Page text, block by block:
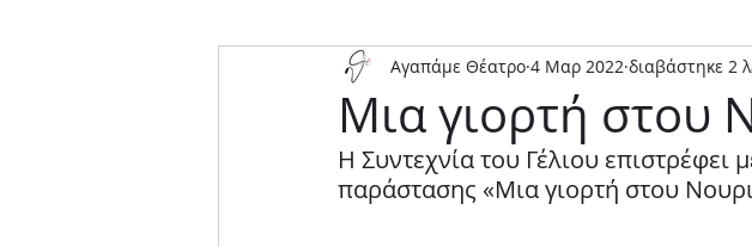
Αρχαία Τραγωδία Δράμα Θρίλερ
Μουσική παράσταση Παιδικό Stand up
Μια γιορτή στου
Αγαπάμε Θέατρο 4 Μαρ 2022 διαβάστηκε 2
Η Συντεχνία του Γέλιου επιστρέφει
παράστασης «Μια γιορτή στου